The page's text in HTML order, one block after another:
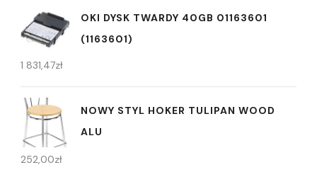
OKI DYSK TWARDY 40GB 01163601
(1163601)
1 831,47zł
NOWY STYL HOKER TULIPAN WOOD
ALU
252,00zł